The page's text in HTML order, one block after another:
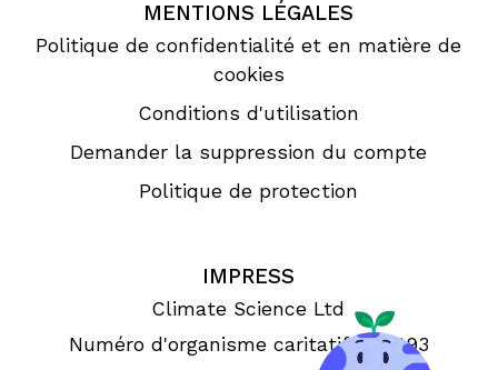
MENTIONS LÉGALES
Politique de confidentialité et en matière de
cookies
Conditions d'utilisation
Demander la suppression du compte
Politique de protection
IMPRESS
Climate Science Ltd
Numéro d'organisme caritatif 1190993